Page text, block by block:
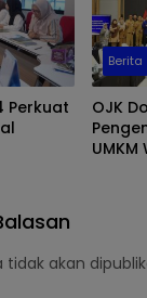
Perkuat
Berita
OJK
akan